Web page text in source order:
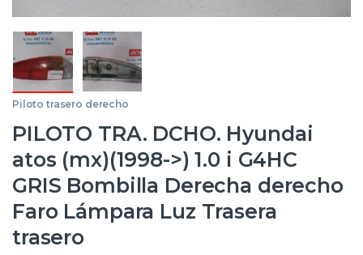
Piloto trasero derecho
PILOTO TRA. DCHO. Hyundai
atos (mx)(1998->) 1.0 i G4HC
GRIS Bombilla Derecha derecho
Faro Lámpara Luz Trasera
trasero